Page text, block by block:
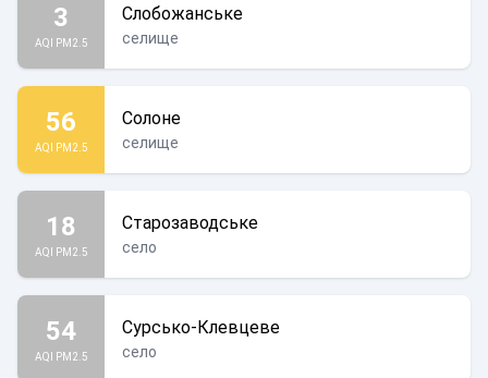
3
AQI PM2.5
Слобожанське
селище
56
AQI PM2.5
Солоне
селище
18
AQI PM2.5
Старозаводське
село
54
AQI PM2.5
Сурсько-Клевцеве
село